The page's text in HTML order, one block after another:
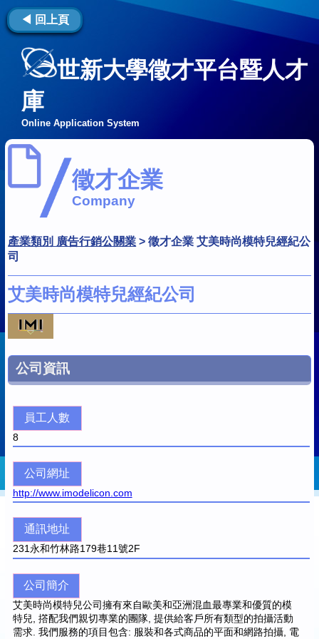
◀ 回上頁
世新大學徵才平台暨人才
庫
Online Application System
徵才企業
Company
產業類別 廣告行銷公關業 >徵才企業 艾美時尚模特兒經紀公
司
艾美時尚模特兒經紀公司
公司資訊
員工人數
8
公司網址
http://www.imodelicon.com
通訊地址
231 永和竹林路179巷11號2F
公司簡介
艾美時尚模特兒公司擁有來自歐美和亞洲混血最專業和優質的模
特兒, 撘配我們親切專業的團隊, 提供給客戶所有類型的拍攝活動
需求. 我們服務的項目包含: 服裝和各式商品的平面和網路拍攝, 電